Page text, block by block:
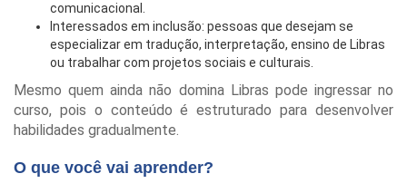
comunicacional.
Interessados em inclusão: pessoas que desejam se
especializar em tradução, interpretação, ensino de Libras
ou trabalhar com projetos sociais e culturais.
Mesmo quem ainda não domina Libras pode ingressar no
curso, pois o conteúdo é estruturado para desenvolver
habilidades gradualmente.
O que você vai aprender?